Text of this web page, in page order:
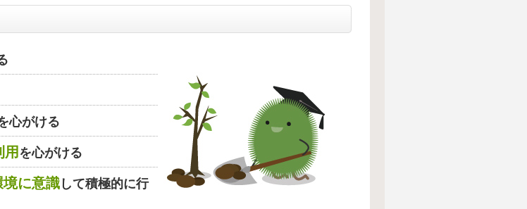
心がける
用 を心がける
境に意識して積極的に行